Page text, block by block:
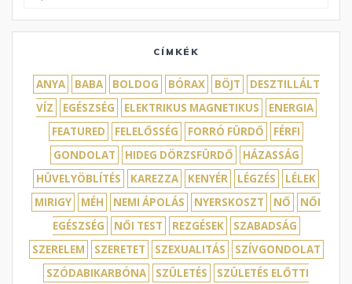
CÍMKÉK
ANYA BABA BOLDOG BÓRAX BÖJT
DESZTILLÁLT
VÍZ
EGÉSZSÉG ELEKTRIKUS MAGNETIKUS
ENERGIA
FEATURED
FELELŐSSÉG FORRÓ FÜRDŐ
FÉRFI
GONDOLAT
HIDEG DÖRZSFÜRDŐ
HÁZASSÁG
HÜVELYÖBLÍTÉS
KAREZZA KENYÉR LÉGZÉS
LÉLEK
MIRIGY
MÉH NEMI ÁPOLÁS NYERSKOSZT NŐ
NŐI
EGÉSZSÉG
NŐI TEST REZGÉSEK
SZABADSÁG
SZERELEM
SZERETET SZEXUALITÁS
SZÍVGONDOLAT
SZÓDABIKARBÓNA
SZÜLETÉS
SZÜLETÉS ELŐTTI